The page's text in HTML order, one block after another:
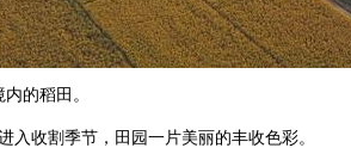
的稻田。
收割季节，田园一片美丽的丰收色彩。